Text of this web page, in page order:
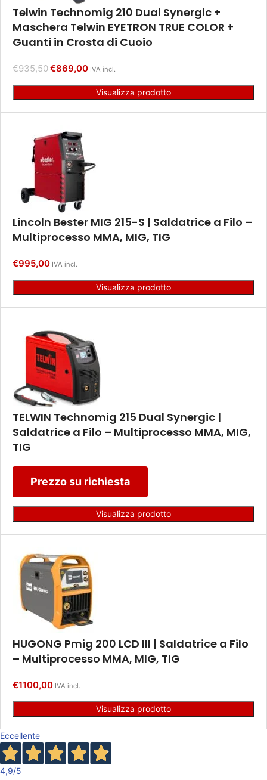
Telwin Technomig 210 Dual Synergic +
Maschera Telwin EYETRON TRUE COLOR +
Guanti in Crosta di Cuoio
€935,50€869,00 IVA incl.
Visualizza prodotto
Lincoln Bester MIG 215-S | Saldatrice a Filo –
Multiprocesso MMA, MIG, TIG
€995,00 IVA incl.
Visualizza prodotto
TELWIN Technomig 215 Dual Synergic |
Saldatrice a Filo – Multiprocesso MMA, MIG,
TIG
Prezzo su richiesta
Visualizza prodotto
HUGONG Pmig 200 LCD III | Saldatrice a Filo
– Multiprocesso MMA, MIG, TIG
€1100,00 IVA incl.
Visualizza prodotto
Eccellente
4,9/5